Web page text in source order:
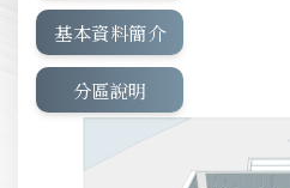
基本資料簡介
分區說明